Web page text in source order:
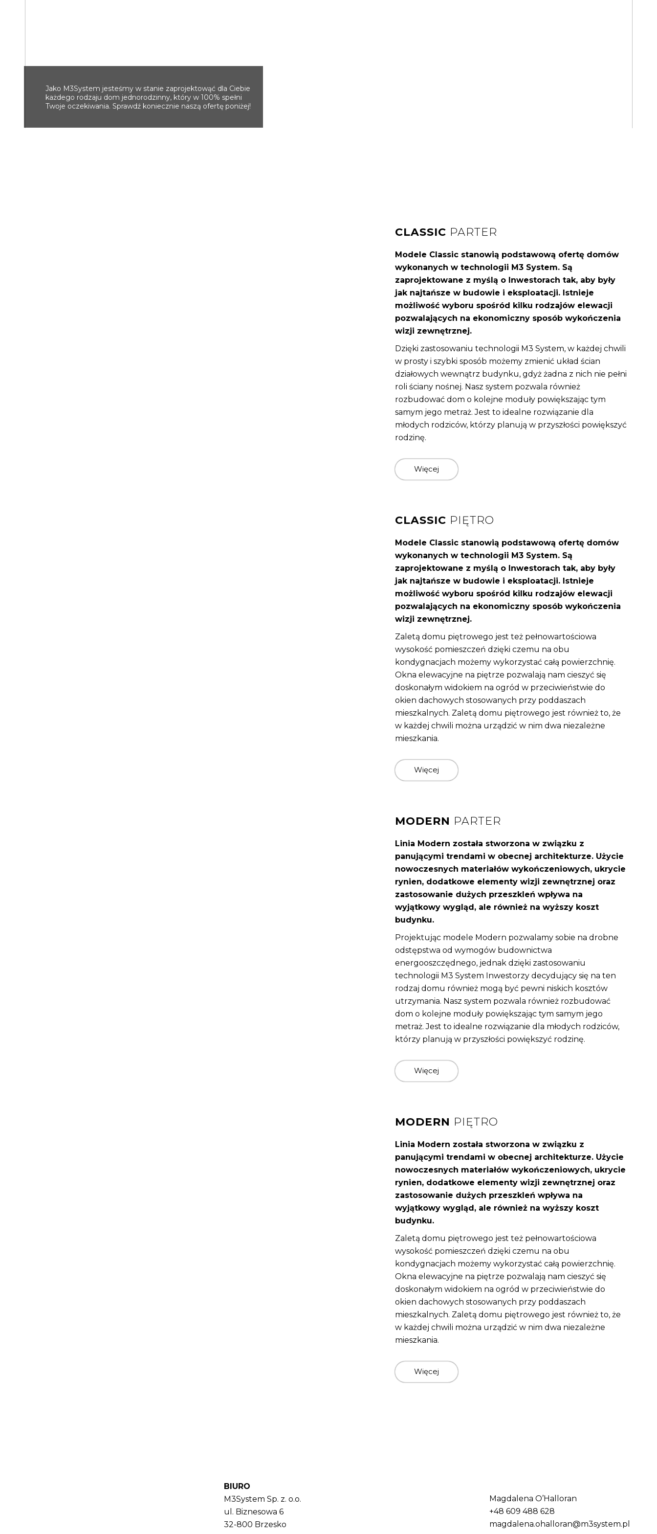
CLASSIC PARTER
Modele Classic stanowią podstawową ofertę domów
wykonanych w technologii M3 System. Są
zaprojektowane z myślą o Inwestorach tak, aby były
jak najtańsze w budowie i eksploatacji. Istnieje
możliwość wyboru spośród kilku rodzajów elewacji
pozwalających na ekonomiczny sposób wykończenia
wizji zewnętrznej.
Dzięki zastosowaniu technologii M3 System, w każdej chwili
w prosty i szybki sposób możemy zmienić układ ścian
działowych wewnątrz budynku, gdyż żadna z nich nie pełni
roli ściany nośnej. Nasz system pozwala również
rozbudować dom o kolejne moduły powiększając tym
samym jego metraż. Jest to idealne rozwiązanie dla
młodych rodziców, którzy planują w przyszłości powiększyć
rodzinę.
Więcej
CLASSIC PIĘTRO
Modele Classic stanowią podstawową ofertę domów
wykonanych w technologii M3 System. Są
zaprojektowane z myślą o Inwestorach tak, aby były
jak najtańsze w budowie i eksploatacji. Istnieje
możliwość wyboru spośród kilku rodzajów elewacji
pozwalających na ekonomiczny sposób wykończenia
wizji zewnętrznej.
Zaletą domu piętrowego jest też pełnowartościowa
wysokość pomieszczeń dzięki czemu na obu
kondygnacjach możemy wykorzystać całą powierzchnię.
Okna elewacyjne na piętrze pozwalają nam cieszyć się
doskonałym widokiem na ogród w przeciwieństwie do
okien dachowych stosowanych przy poddaszach
mieszkalnych. Zaletą domu piętrowego jest również to, że
w każdej chwili można urządzić w nim dwa niezależne
mieszkania.
Więcej
MODERN PARTER
Linia Modern została stworzona w związku z
panującymi trendami w obecnej architekturze. Użycie
nowoczesnych materiałów wykończeniowych, ukrycie
rynien, dodatkowe elementy wizji zewnętrznej oraz
zastosowanie dużych przeszkleń wpływa na
wyjątkowy wygląd, ale również na wyższy koszt
budynku.
Projektując modele Modern pozwalamy sobie na drobne
odstępstwa od wymogów budownictwa
energooszczędnego, jednak dzięki zastosowaniu
technologii M3 System Inwestorzy decydujący się na ten
rodzaj domu również mogą być pewni niskich kosztów
utrzymania. Nasz system pozwala również rozbudować
dom o kolejne moduły powiększając tym samym jego
metraż. Jest to idealne rozwiązanie dla młodych rodziców,
którzy planują w przyszłości powiększyć rodzinę.
Więcej
MODERN PIĘTRO
Linia Modern została stworzona w związku z
panującymi trendami w obecnej architekturze. Użycie
nowoczesnych materiałów wykończeniowych, ukrycie
rynien, dodatkowe elementy wizji zewnętrznej oraz
zastosowanie dużych przeszkleń wpływa na
wyjątkowy wygląd, ale również na wyższy koszt
budynku.
Zaletą domu piętrowego jest też pełnowartościowa
wysokość pomieszczeń dzięki czemu na obu
kondygnacjach możemy wykorzystać całą powierzchnię.
Okna elewacyjne na piętrze pozwalają nam cieszyć się
doskonałym widokiem na ogród w przeciwieństwie do
okien dachowych stosowanych przy poddaszach
mieszkalnych. Zaletą domu piętrowego jest również to, że
w każdej chwili można urządzić w nim dwa niezależne
mieszkania.
Więcej
BIURO
M3System Sp. z. o.o.
ul. Biznesowa 6
32-800 Brzesko
Magdalena O’Halloran
+48 609 488 628
magdalena.ohalloran@m3system.pl